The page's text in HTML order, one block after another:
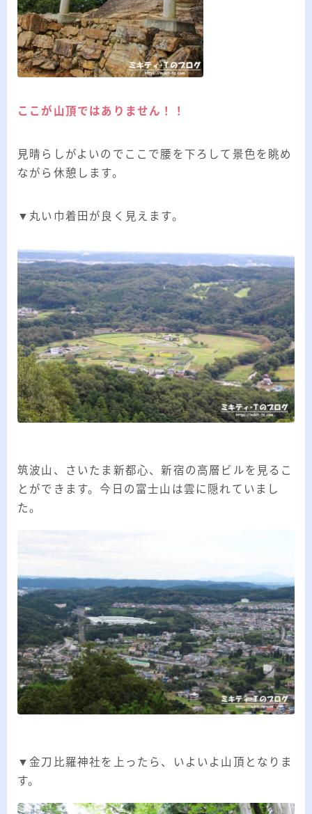
ここが山頂ではありません！！
見晴らしがよいのでここで腰を下ろして景色を眺め
ながら休憩します。
▼丸い巾着田が良く見えます。
筑波山、さいたま新都心、新宿の高層ビルを見るこ
とができます。今日の富士山は雲に隠れていまし
た。
▼金刀比羅神社を上ったら、いよいよ山頂となりま
す。